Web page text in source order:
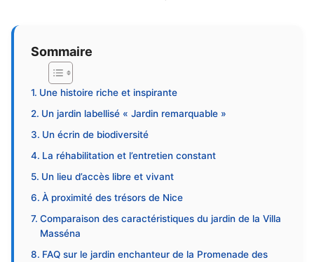
Sommaire
Une histoire riche et inspirante
Un jardin labellisé « Jardin remarquable »
Un écrin de biodiversité
La réhabilitation et l’entretien constant
Un lieu d’accès libre et vivant
À proximité des trésors de Nice
Comparaison des caractéristiques du jardin de la Villa
Masséna
FAQ sur le jardin enchanteur de la Promenade des